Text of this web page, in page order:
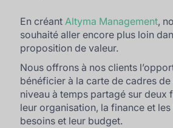
En créantAltyma Management,
souhaité aller encore plus loin
proposition de valeur.
Nous offrons à nos clients
bénéficier à la carte de cadres
niveau à temps partagé sur deux
leur organisation, la finance et les
besoins et leur budget.